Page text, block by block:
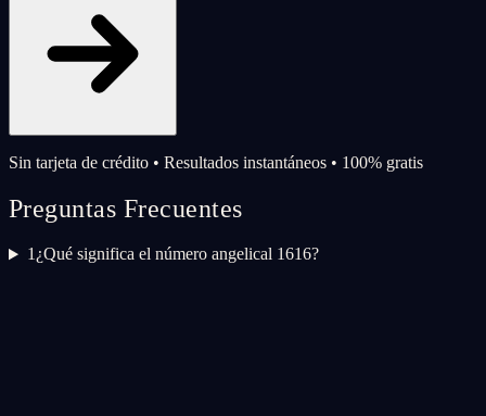
Sin tarjeta de crédito • Resultados instantáneos • 100% gratis
Preguntas Frecuentes
1¿Qué significa el número angelical 1616?